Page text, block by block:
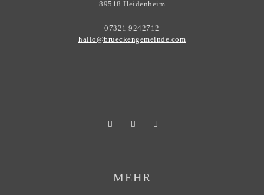
89518 Heidenheim
07321 9242712
hallo@brueckengemeinde.com
MEHR